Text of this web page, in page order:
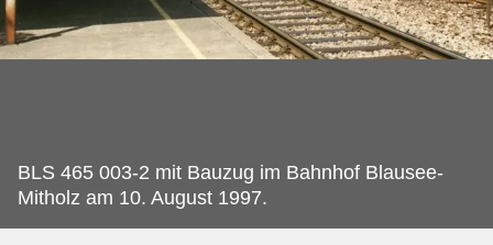
BLS 465 003-2 mit Bauzug im Bahnhof Blausee-
Mitholz am 10. August 1997.